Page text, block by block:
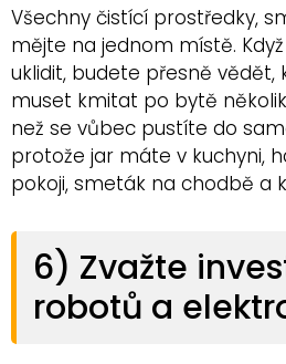
Všechny čistící prostředky,
mějte na jednom místě.
uklidit, budete přesně vědět,
muset kmitat po bytě
než se vůbec pustíte do
protože jar máte v kuchyni,
pokoji, smeták na chodbě a
6) Zvažte
robotů a